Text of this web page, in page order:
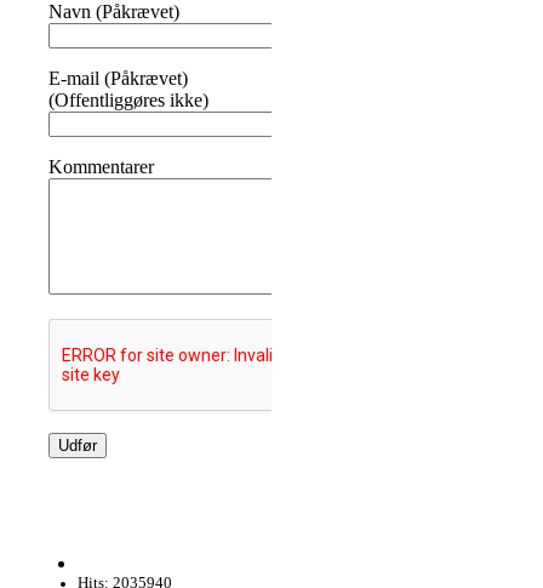
Navn (Påkrævet)
E-mail (Påkrævet)
(Offentliggøres ikke)
Kommentarer
Hits: 2035940